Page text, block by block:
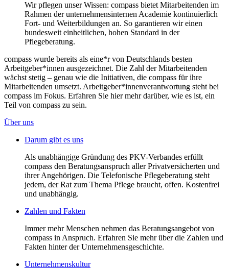
Wir pflegen unser Wissen: compass bietet Mitarbeitenden im
Rahmen der unternehmensinternen Academie kontinuierlich
Fort- und Weiterbildungen an. So garantieren wir einen
bundesweit einheitlichen, hohen Standard in der
Pflegeberatung.
compass wurde bereits als eine*r von Deutschlands besten
Arbeitgeber*innen ausgezeichnet. Die Zahl der Mitarbeitenden
wächst stetig – genau wie die Initiativen, die compass für ihre
Mitarbeitenden umsetzt. Arbeitgeber*innenverantwortung steht bei
compass im Fokus. Erfahren Sie hier mehr darüber, wie es ist, ein
Teil von compass zu sein.
Über uns
Darum gibt es uns
Als unabhängige Gründung des PKV-Verbandes erfüllt
compass den Beratungsanspruch aller Privatversicherten und
ihrer Angehörigen. Die Telefonische Pflegeberatung steht
jedem, der Rat zum Thema Pflege braucht, offen. Kostenfrei
und unabhängig.
Zahlen und Fakten
Immer mehr Menschen nehmen das Beratungsangebot von
compass in Anspruch. Erfahren Sie mehr über die Zahlen und
Fakten hinter der Unternehmensgeschichte.
Unternehmenskultur